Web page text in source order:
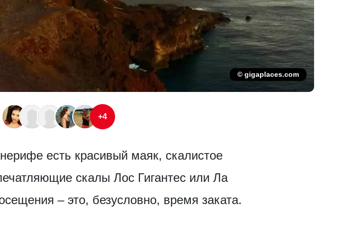
© gigaplaces.com
+4
есть красивый маяк, скалистое
скалы Лос Гигантес или Ла
– это, безусловно, время заката.